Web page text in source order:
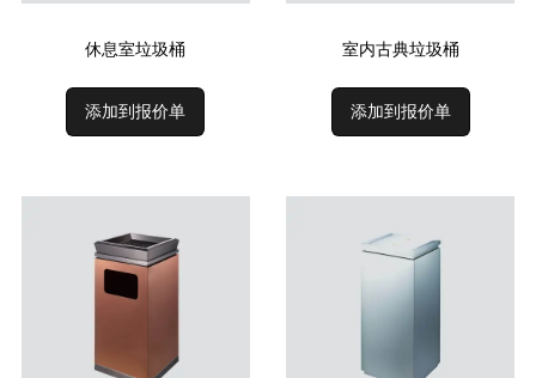
休息室垃圾桶
添加到报价单
室内古典垃圾桶
添加到报价单